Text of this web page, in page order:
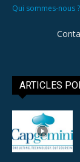
Qui sommes-nous ?
ARTICLES